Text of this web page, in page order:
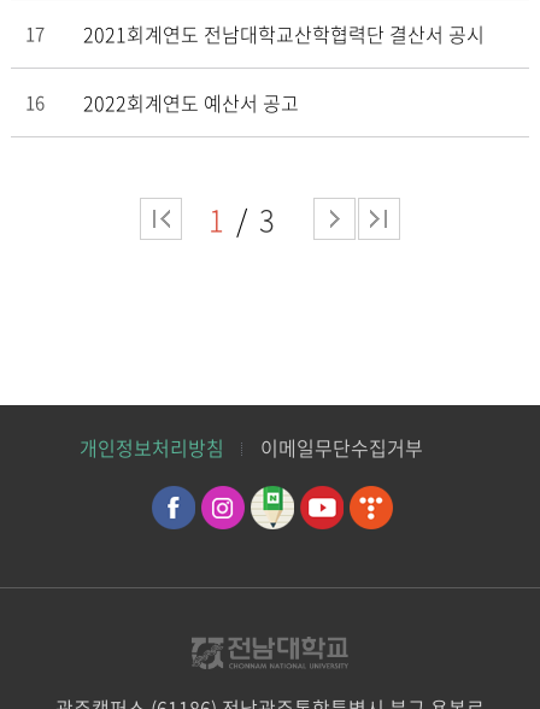
17 2021회계연도 전남대학교산학협력단 결산서 공시
16 2022회계연도 예산서 공고
1 3
개인정보처리방침 이메일무단수집거부